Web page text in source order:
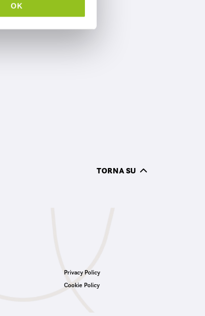
OK
TORNA SU
Privacy Policy
Cookie Policy